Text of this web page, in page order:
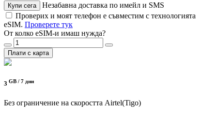
Купи сега
Незабавна доставка по имейл и SMS
Проверих и моят телефон е съвместим с технологията
eSIM. Проверете тук
От колко eSIM-и имаш нужда?
Плати с карта
3 GB / 7 дни
Без ограничение на скоростта Airtel(Tigo)